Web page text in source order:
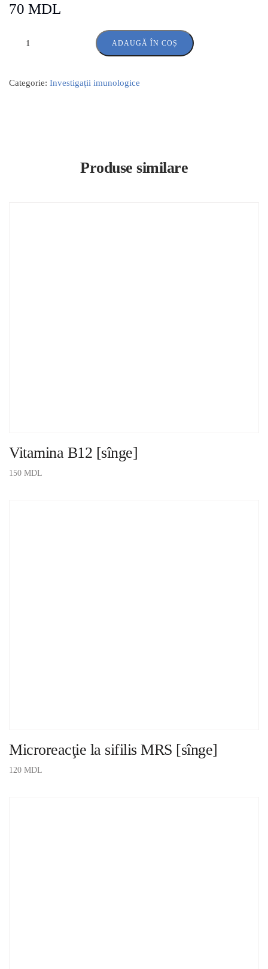
70 MDL
ADAUGĂ ÎN COȘ
Categorie: Investigații imunologice
Produse similare
Vitamina B12 [sînge]
150 MDL
Microreacţie la sifilis MRS [sînge]
120 MDL